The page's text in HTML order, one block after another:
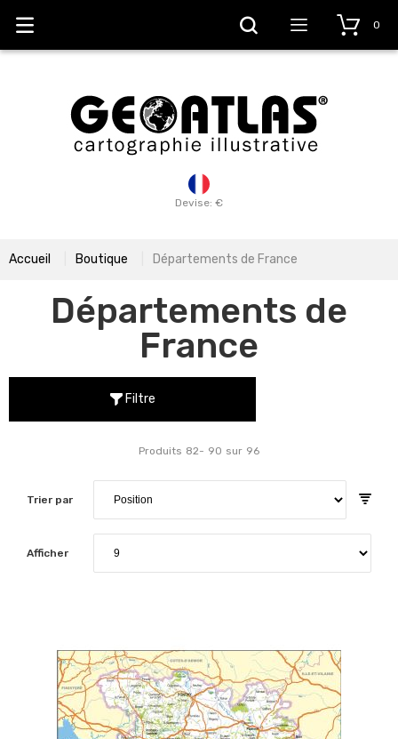
Devise: €
0
Accueil Boutique Départements de France
Départements de
France
Filtre
Trier par
Produits 82- 90 sur 96
Afficher